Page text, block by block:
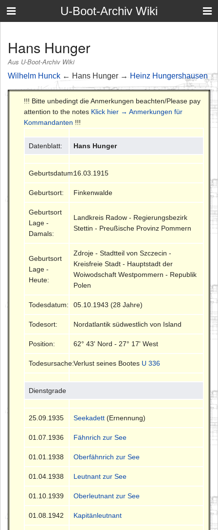
U-Boot-Archiv Wiki
Hans Hunger
Aus U-Boot-Archiv Wiki
Wilhelm Hunck ← Hans Hunger → Heinz Hungershausen
!!! Bitte unbedingt die Anmerkungen beachten/Please pay
attention to the notes Klick hier → Anmerkungen für
Kommandanten !!!
Datenblatt: Hans Hunger
Geburtsdatum:16.03.1915
Geburtsort: Finkenwalde
Geburtsort
Lage -
Damals:
Landkreis Radow - Regierungsbezirk
Stettin - Preußische Provinz Pommern
Geburtsort
Lage -
Heute:
Zdroje - Stadtteil von Szczecin -
Kreisfreie Stadt - Hauptstadt der
Woiwodschaft Westpommern - Republik
Polen
Todesdatum: 05.10.1943 (28 Jahre)
Todesort: Nordatlantik südwestlich von Island
Position: 62° 43' Nord - 27° 17' West
Todesursache:Verlust seines Bootes U 336
Dienstgrade
25.09.1935 Seekadett (Ernennung)
01.07.1936 Fähnrich zur See
01.01.1938 Oberfähnrich zur See
01.04.1938 Leutnant zur See
01.10.1939 Oberleutnant zur See
01.08.1942 Kapitänleutnant